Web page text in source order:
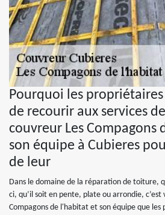
Pourquoi les
de recourir aux services
couvreur Les Compagons
son équipe à Cubieres
de leur
Dans le domaine de la réparation de toiture,
ci, qu’il soit en pente, plate ou arrondie, c’est
Compagons de l'habitat et son équipe que les